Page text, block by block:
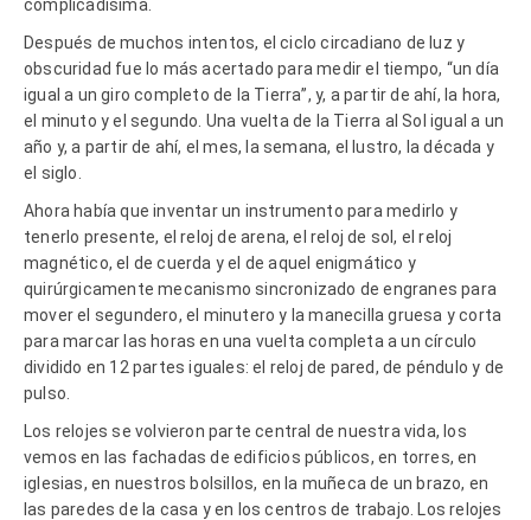
complicadísima.
Después de muchos intentos, el ciclo circadiano de luz y
obscuridad fue lo más acertado para medir el tiempo, “un día
igual a un giro completo de la Tierra”, y, a partir de ahí, la hora,
el minuto y el segundo. Una vuelta de la Tierra al Sol igual a un
año y, a partir de ahí, el mes, la semana, el lustro, la década y
el siglo.
Ahora había que inventar un instrumento para medirlo y
tenerlo presente, el reloj de arena, el reloj de sol, el reloj
magnético, el de cuerda y el de aquel enigmático y
quirúrgicamente mecanismo sincronizado de engranes para
mover el segundero, el minutero y la manecilla gruesa y corta
para marcar las horas en una vuelta completa a un círculo
dividido en 12 partes iguales: el reloj de pared, de péndulo y de
pulso.
Los relojes se volvieron parte central de nuestra vida, los
vemos en las fachadas de edificios públicos, en torres, en
iglesias, en nuestros bolsillos, en la muñeca de un brazo, en
las paredes de la casa y en los centros de trabajo. Los relojes